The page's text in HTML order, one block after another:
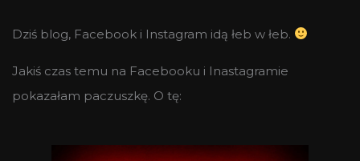
Dziś blog, Facebook i Instagram idą łeb w łeb.
Jakiś czas temu na Facebooku i Inastagramie
pokazałam paczuszkę. O tę: